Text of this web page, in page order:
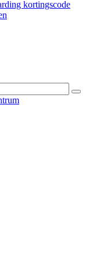
kortingscode